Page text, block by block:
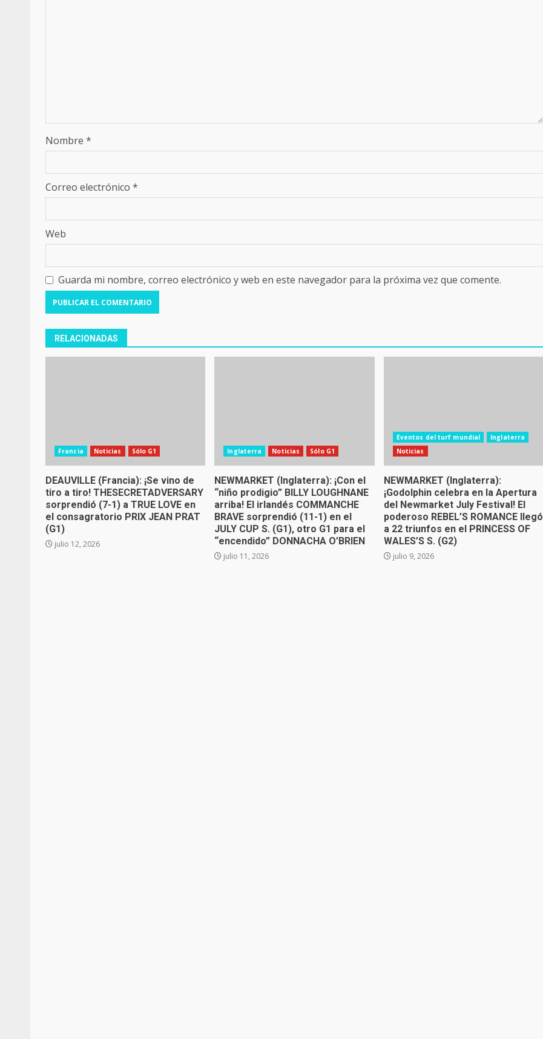
Nombre *
Correo electrónico *
Web
Guarda mi nombre, correo electrónico y web en este navegador para la próxima vez que comente.
RELACIONADAS
Francia Noticias Sólo G1
DEAUVILLE (Francia): ¡Se vino de
tiro a tiro! THESECRETADVERSARY
sorprendió (7-1) a TRUE LOVE en
el consagratorio PRIX JEAN PRAT
(G1)
julio 12, 2026
Inglaterra Noticias Sólo G1
NEWMARKET (Inglaterra): ¡Con el
“niño prodigio” BILLY LOUGHNANE
arriba! El irlandés COMMANCHE
BRAVE sorprendió (11-1) en el
JULY CUP S. (G1), otro G1 para el
“encendido” DONNACHA O’BRIEN
julio 11, 2026
Eventos del turf mundial
Inglaterra
Noticias
NEWMARKET (Inglaterra):
¡Godolphin celebra en la Apertura
del Newmarket July Festival! El
poderoso REBEL’S ROMANCE llegó
a 22 triunfos en el PRINCESS OF
WALES’S S. (G2)
julio 9, 2026